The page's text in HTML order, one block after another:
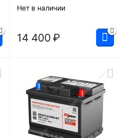
Нет в наличии
14 400 ₽